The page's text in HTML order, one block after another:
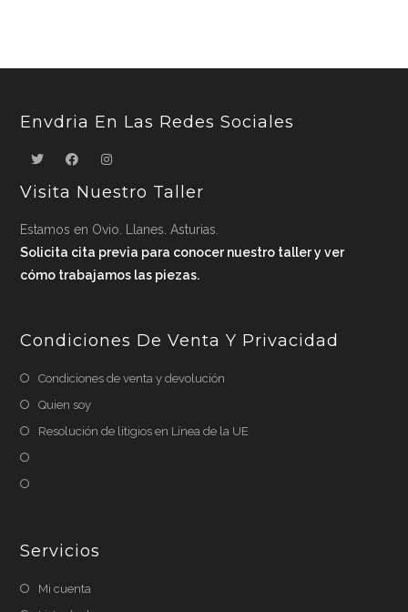
Envdria En Las Redes Sociales
Visita Nuestro Taller
Estamos en Ovio. Llanes. Asturias.
Solicita cita previa para conocer nuestro taller y ver
cómo trabajamos las piezas.
Condiciones De Venta Y Privacidad
Condiciones de venta y devolución
Quien soy
Resolución de litigios en Línea de la UE
Servicios
Mi cuenta